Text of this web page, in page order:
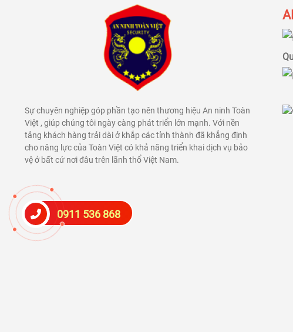
Sự chuyên nghiệp góp phần tạo nên thương hiệu An ninh Toàn
Việt , giúp chúng tôi ngày càng phát triển lớn mạnh. Với nền
tảng khách hàng trải dài ở khắp các tỉnh thành đã khẳng định
cho năng lực của Toàn Việt có khả năng triển khai dịch vụ bảo
vệ ở bất cứ nơi đâu trên lãnh thổ Việt Nam.
0911 536 868